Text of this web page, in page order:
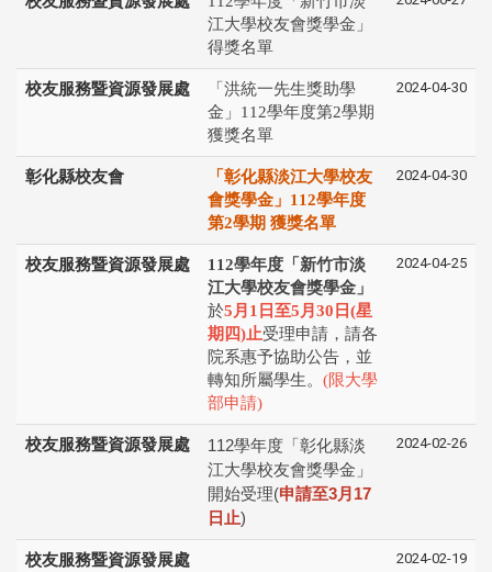
江大學校友會獎學金」
得獎名單
校友服務暨資源發展處
「洪統一先生獎助學
金」112學年度第2學期
獲獎名單
2024-04-30
彰化縣校友會
「彰化縣淡江大學校友
會獎學金」112學年度
第2學期 獲獎名單
2024-04-30
校友服務暨資源發展處
112學年度「新竹市淡
江大學校友會獎學金」
於5月1日至5月30日(星
期四)止受理申請，請各
院系惠予協助公告，並
轉知所屬學生。 (限大學
部申請)
2024-04-25
校友服務暨資源發展處 112學年度「彰化縣淡
江⼤學校友會獎學⾦」
開始受理(申請⾄3⽉ 17
⽇⽌)
2024-02-26
校友服務暨資源發展處
2024-02-19